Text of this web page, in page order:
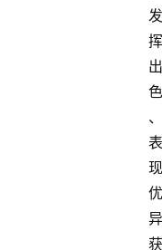
发
挥
出
色
、
表
现
优
异
获